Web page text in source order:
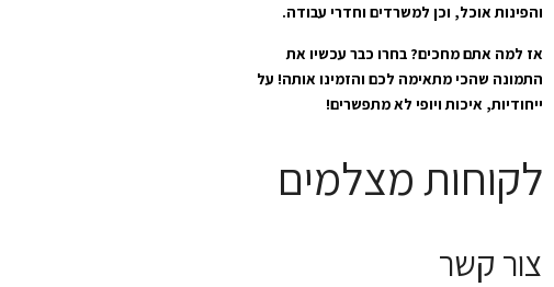
והפינות אוכל, וכן למשרדים וחדרי עבודה.
אז למה אתם מחכים? בחרו כבר עכשיו את
התמונה שהכי מתאימה לכם והזמינו אותה! על
ייחודיות, איכות ויופי לא מתפשרים!
לקוחות מצלמים
צור קשר